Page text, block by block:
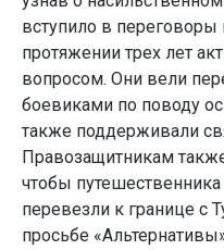
вступило в
протяжении трех лет
вопросом. Они вели
боевиками по поводу
также поддерживали
Правозащитникам
чтобы
перевезли к границе с
просьбе